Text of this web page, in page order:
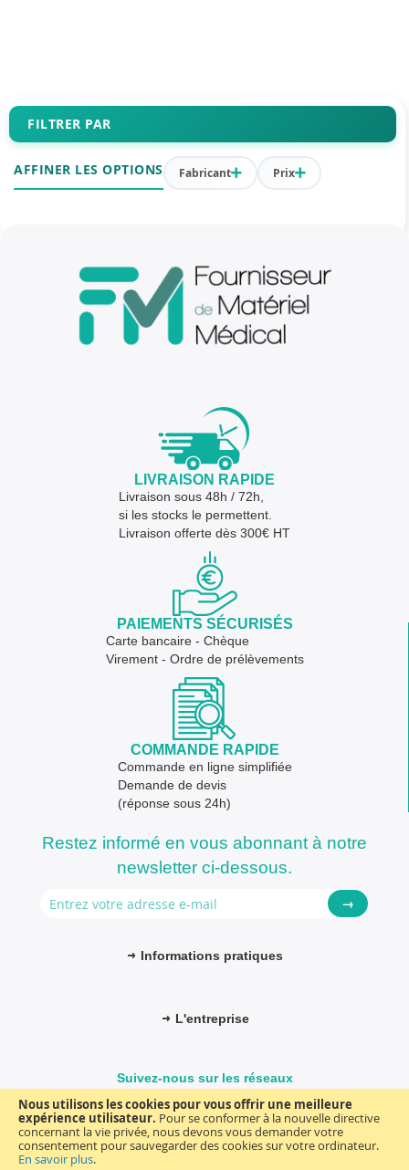
Nous utilisons les cookies pour vous offrir une meilleure
expérience utilisateur. Pour se conformer à la nouvelle directive
concernant la vie privée, nous devons vous demander votre
consentement pour sauvegarder des cookies sur votre ordinateur.
En savoir plus.
FILTRER PAR
AFFINER LES OPTIONS Fabricant Prix
LIVRAISON RAPIDE
Livraison sous 48h / 72h,
si les stocks le permettent.
Livraison offerte dès 300€ HT
PAIEMENTS SÉCURISÉS
Carte bancaire - Chèque
Virement - Ordre de prélèvements
COMMANDE RAPIDE
Commande en ligne simplifiée
Demande de devis
(réponse sous 24h)
Restez informé en vous abonnant à notre
newsletter ci-dessous.
→
Informations pratiques
L'entreprise
Suivez-nous sur les réseaux
© FM-médical. Tous droits réservés 2025Termes et Conditions